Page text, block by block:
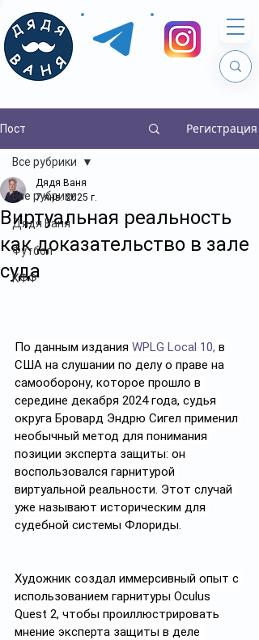
Пост Регистрация
Все рубрики
Дядя Ваня
Футбол
КФФ
Все рубрики
Виртуальная реальность
как доказательство в зале
суда
Дядя Ваня
7 янв. 2025 г.
По данным издания WPLG Local 10, в
США на слушании по делу о праве на
самооборону, которое прошло в
середине декабря 2024 года, судья
округа Бровард Эндрю Сигел применил
необычный метод для понимания
позиции эксперта защиты: он
воспользовался гарнитурой
виртуальной реальности. Этот случай
уже называют историческим для
судебной системы Флориды.
Художник создал иммерсивный опыт с
использованием гарнитуры Oculus
Quest 2, чтобы проиллюстрировать
мнение эксперта защиты в деле